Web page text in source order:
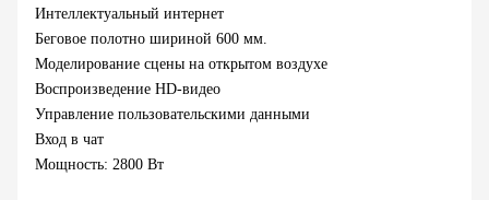
Интеллектуальный интернет
Беговое полотно шириной 600 мм.
Моделирование сцены на открытом воздухе
Воспроизведение HD-видео
Управление пользовательскими данными
Вход в чат
Мощность: 2800 Вт